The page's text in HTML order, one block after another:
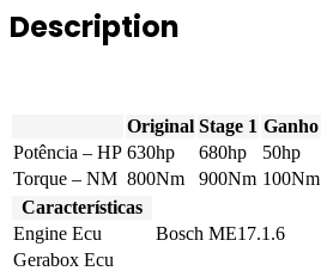
W12
Bi-
Description
Original Stage 1 Ganho
Potência – HP 630hp 680hp
50hp
Torque – NM 800Nm 900Nm 100Nm
Características
Engine Ecu
Bosch ME17.1.6
Gerabox Ecu